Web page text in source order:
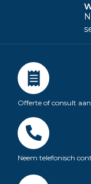
Offerte of consult
Neem telefonisch